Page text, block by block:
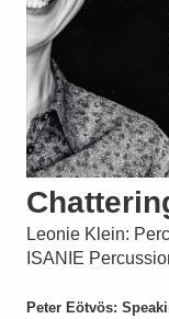
Leonie Klein:
ISANIE
Peter Eötvös: